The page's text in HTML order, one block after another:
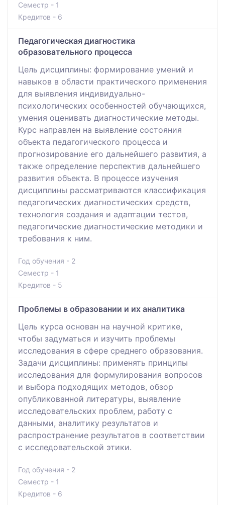
Семестр - 1
Кредитов - 6
Педагогическая диагностика
образовательного процесса
Цель дисциплины: формирование умений и
навыков в области практического применения
для выявления индивидуально-
психологических особенностей обучающихся,
умения оценивать диагностические методы.
Курс направлен на выявление состояния
объекта педагогического процесса и
прогнозирование его дальнейшего развития, а
также определение перспектив дальнейшего
развития объекта. В процессе изучения
дисциплины рассматриваются классификация
педагогических диагностических средств,
технология создания и адаптации тестов,
педагогические диагностические методики и
требования к ним.
Год обучения - 2
Семестр - 1
Кредитов - 5
Проблемы в образовании и их аналитика
Цель курса основан на научной критике,
чтобы задуматься и изучить проблемы
исследования в сфере среднего образования.
Задачи дисциплины: применять принципы
исследования для формулирования вопросов
и выбора подходящих методов, обзор
опубликованной литературы, выявление
исследовательских проблем, работу с
данными, аналитику результатов и
распространение результатов в соответствии
с исследовательской этики.
Год обучения - 2
Семестр - 1
Кредитов - 6